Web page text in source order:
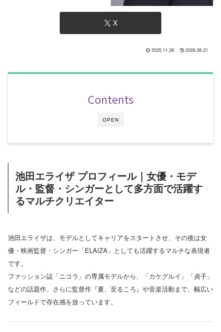
X
2025.11.26 2026.06.21
OPEN
Contents
池田エライザ プロフィール｜女優・モデ
ル・監督・シンガーとして多方面で活躍す
るマルチクリエイター
池田エライザは、モデルとしてキャリアをスタートさせ、その後は女
優・映画監督・シンガー「ELAIZA」としても活躍するマルチな表現者
です。
ファッション誌「ニコラ」の専属モデルから、「カケグルイ」「貞子」
などの話題作、さらに監督作『夏、至るころ』や音楽活動まで、幅広い
フィールドで存在感を放っています。